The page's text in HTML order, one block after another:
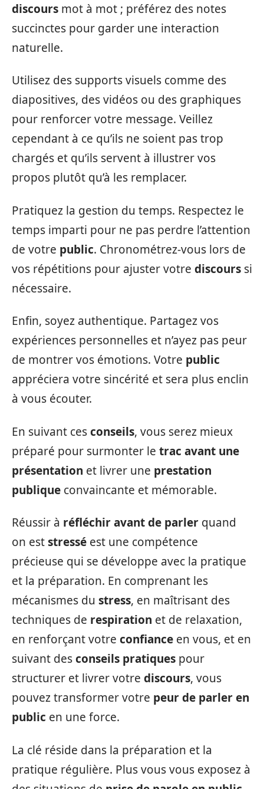
discours mot à mot ; préférez des notes
succinctes pour garder une interaction
naturelle.
Utilisez des supports visuels comme des
diapositives, des vidéos ou des graphiques
pour renforcer votre message. Veillez
cependant à ce qu’ils ne soient pas trop
chargés et qu’ils servent à illustrer vos
propos plutôt qu’à les remplacer.
Pratiquez la gestion du temps. Respectez le
temps imparti pour ne pas perdre l’attention
de votre public. Chronométrez-vous lors de
vos répétitions pour ajuster votre discours si
nécessaire.
Enfin, soyez authentique. Partagez vos
expériences personnelles et n’ayez pas peur
de montrer vos émotions. Votre public
appréciera votre sincérité et sera plus enclin
à vous écouter.
En suivant cesconseils, vous serez mieux
préparé pour surmonter le trac avant une
présentation et livrer une prestation
publique convaincante et mémorable.
Réussir à réfléchir avant de parler quand
on eststressé est une compétence
précieuse qui se développe avec la pratique
et la préparation. En comprenant les
mécanismes du stress, en maîtrisant des
techniques de respiration et de relaxation,
en renforçant votre confiance en vous, et en
suivant desconseils pratiques pour
structurer et livrer votre discours, vous
pouvez transformer votre peur de parler en
public en une force.
La clé réside dans la préparation et la
pratique régulière. Plus vous vous exposez à